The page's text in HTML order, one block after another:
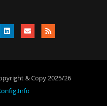
& Copy 2025/26